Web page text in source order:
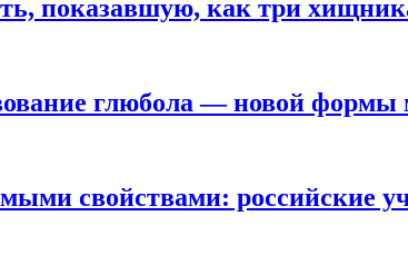
показавшую, как три
глюбола — новой формы
свойствами: